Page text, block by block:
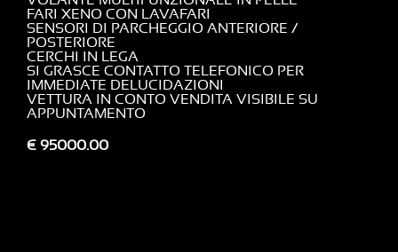
FARI XENO CON LAVAFARI
SENSORI DI PARCHEGGIO ANTERIORE /
POSTERIORE
CERCHI IN LEGA
SI GRASCE CONTATTO TELEFONICO PER
IMMEDIATE DELUCIDAZIONI
VETTURA IN CONTO VENDITA VISIBILE SU
APPUNTAMENTO
€ 95000.00